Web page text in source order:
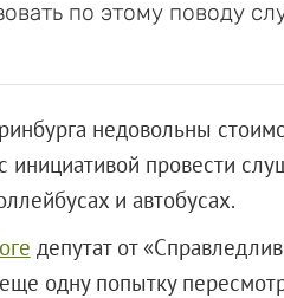
по этому поводу
недовольны
инициативой провести
и автобусах.
депутат от
одну попытку